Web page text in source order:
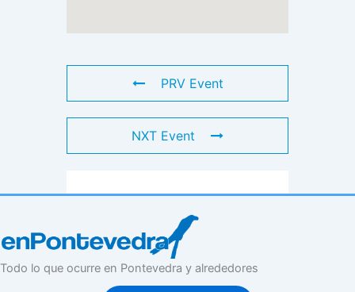
PRV Event
NXT Event
Todo lo que ocurre en Pontevedra y alrededores